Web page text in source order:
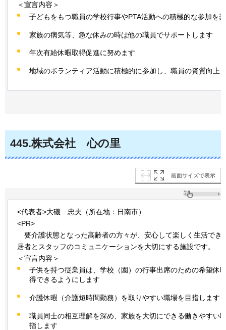
＜宣言内容＞
子どもをもつ職員の学校行事やPTA活動への積極的な参加を
家族の病気等、急な休みの時は他の職員でサポートします
年次有給休暇取得促進に努めます
地域のボランティア活動に積極的に参加し、職員の資質向上
445.株式会社 心の里
画面サイズで表示
<代表者>大磯 忠夫 （所在地：日南市）
<PR>
要介護状態となった高齢者の方々が、安心して楽しく生活でき
居者とスタッフのコミュニケーションを大切にする施設です。
＜宣言内容＞
子供を持つ従業員は、学校（園）の行事出席のための希望休
得できるようにします
介護休暇（介護短時間勤務）を取りやすい職場を目指します
職員同士の相互理解を深め、家族を大切にできる働きやすい
指します